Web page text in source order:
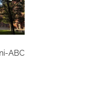
ABC